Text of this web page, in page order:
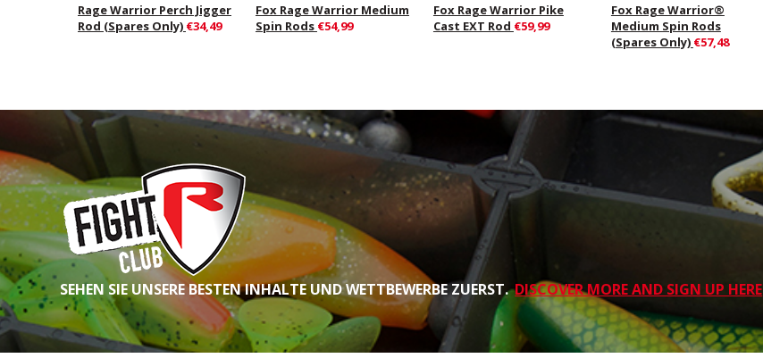
Rage Warrior Perch Jigger
Rod (Spares Only) €34,49
Fox Rage Warrior Medium
Spin Rods €54,99
Fox Rage Warrior Pike
Cast EXT Rod €59,99
Fox Rage Warrior®
Medium Spin Rods
(Spares Only) €57,48
SEHEN SIE UNSERE BESTEN INHALTE UND WETTBEWERBE ZUERST.DISCOVER MORE AND SIGN UP HERE